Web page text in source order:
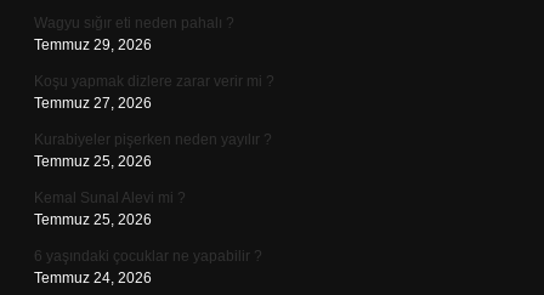
Wagyu sığır eti neden pahalı ?
Temmuz 29, 2026
Koşu yapmak dizlere zarar verir mi ?
Temmuz 27, 2026
Kurabiyeler pişerken neden yayılır ?
Temmuz 25, 2026
Kemal Sunal Alevi mi ?
Temmuz 25, 2026
6 yaşındaki çocuklar ne yapabilir ?
Temmuz 24, 2026